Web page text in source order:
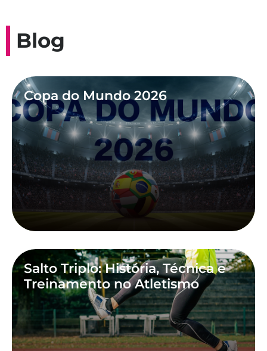
Blog
Copa do Mundo 2026
Salto Triplo: História, Técnica e
Treinamento no Atletismo